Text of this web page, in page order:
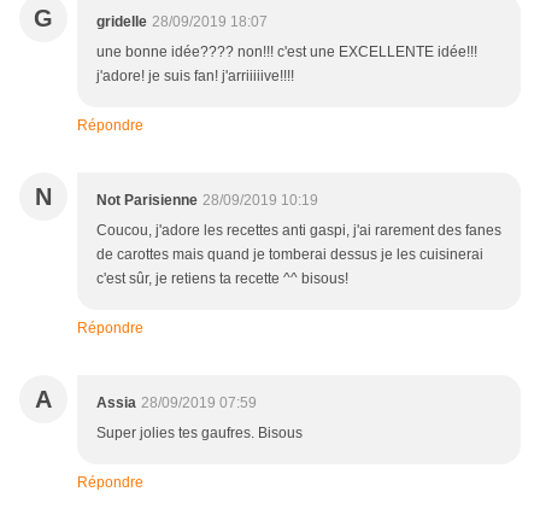
G gridelle 28/09/2019 18:07
une bonne idée???? non!!! c'est une EXCELLENTE idée!!!
j'adore! je suis fan! j'arriiiiive!!!!
Répondre
N Not Parisienne 28/09/2019 10:19
Coucou, j'adore les recettes anti gaspi, j'ai rarement des fanes
de carottes mais quand je tomberai dessus je les cuisinerai
c'est sûr, je retiens ta recette ^^ bisous!
Répondre
A Assia 28/09/2019 07:59
Super jolies tes gaufres. Bisous
Répondre